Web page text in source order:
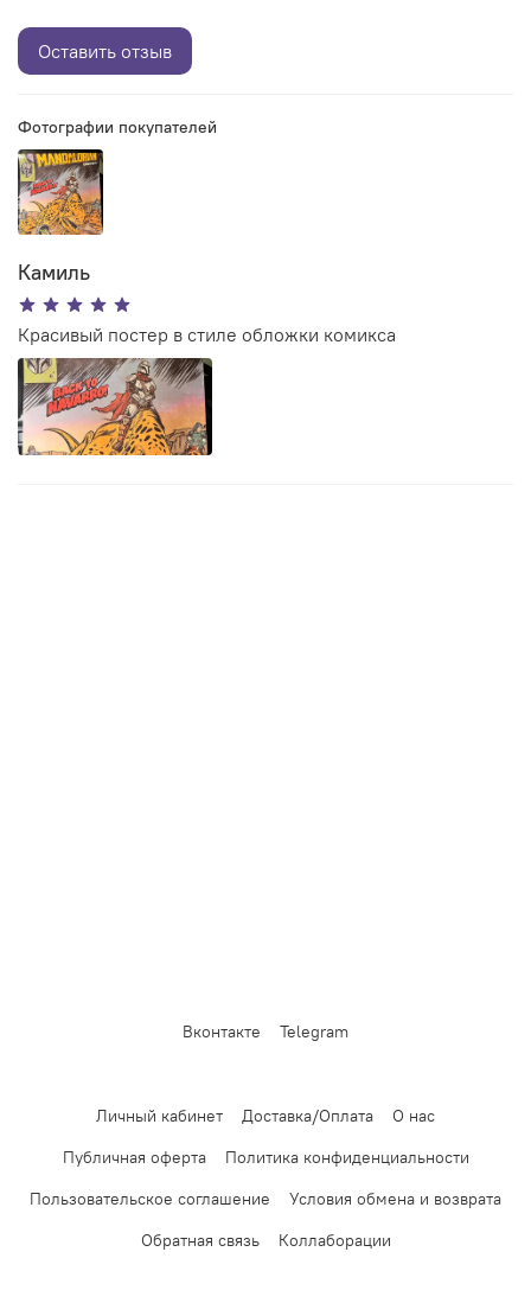
Фотографии покупателей
Камиль
Красивый постер в стиле обложки комикса
Оставить отзыв
Вконтакте Telegram
Личный кабинет Доставка/Оплата
О нас
Публичная оферта
Политика конфиденциальности
Пользовательское соглашение
Условия обмена и возврата
Обратная связь
Коллаборации